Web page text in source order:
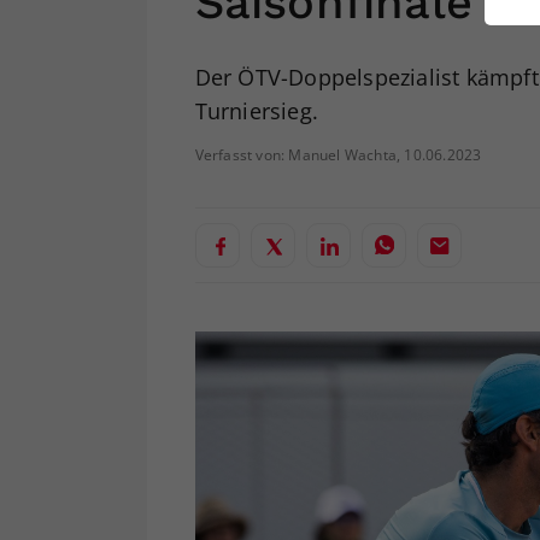
Der ÖTV-Doppelspezialist
Turniersieg.
Verfasst von: Manuel Wachta, 10.06.2023